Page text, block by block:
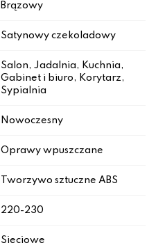
Brązowy
Satynowy czekoladowy
Salon, Jadalnia, Kuchnia,
Gabinet i biuro, Korytarz,
Sypialnia
Nowoczesny
Oprawy wpuszczane
Tworzywo sztuczne ABS
220-230
Sieciowe